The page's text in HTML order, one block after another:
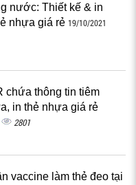
nước: Thiết kế & in
nhựa giá rẻ 19/10/2021
chứa thông tin tiêm
in thẻ nhựa giá rẻ
2801
vaccine làm thẻ đeo tại